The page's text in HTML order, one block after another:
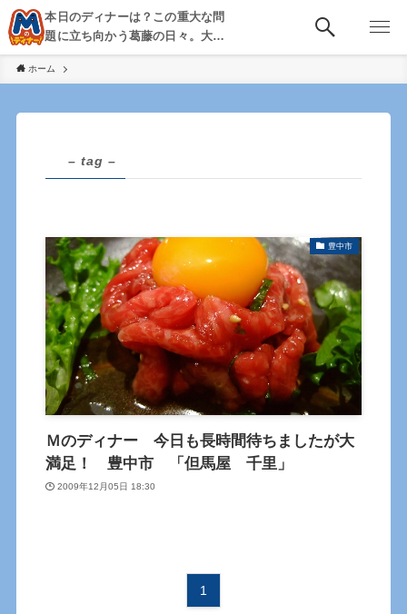
本日のディナーは？この重大な問
題に立ち向かう葛藤の日々。大
阪・京都・神戸を中心とした食べ
歩き、飲み歩きを綴る。
ホーム
– tag –
豊中市
Ｍのディナー 今日も長時間待ちましたが大
満足！ 豊中市 「但馬屋 千里」
2009年12月05日 18:30
1